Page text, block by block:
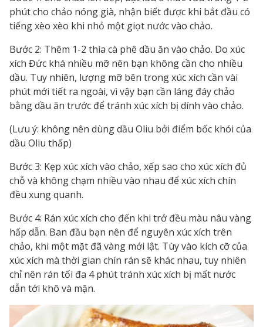
phút cho chảo nóng già, nhận biết được khi bắt đầu có
tiếng xèo xèo khi nhỏ một giọt nước vào chảo.
Bước 2: Thêm 1-2 thìa cà phê dầu ăn vào chảo. Do xúc
xích Đức khá nhiều mỡ nên bạn không cần cho nhiều
dầu. Tuy nhiên, lượng mỡ bên trong xúc xích cần vài
phút mới tiết ra ngoài, vì vậy bạn cần láng đáy chảo
bằng dầu ăn trước để tránh xúc xích bị dính vào chảo.
(Lưu ý: không nên dùng dầu Oliu bởi điểm bốc khói của
dầu Oliu thấp)
Bước 3: Kẹp xúc xích vào chảo, xếp sao cho xúc xích đủ
chỗ và không chạm nhiều vào nhau để xúc xích chín
đều xung quanh.
Bước 4: Rán xúc xích cho đến khi trở đều màu nâu vàng
hấp dẫn. Ban đầu bạn nên để nguyên xúc xích trên
chảo, khi một mặt đã vàng mới lật. Tùy vào kích cỡ của
xúc xích mà thời gian chín rán sẽ khác nhau, tuy nhiên
chỉ nên rán tối đa 4 phút tránh xúc xích bị mất nước
dẫn tới khô và mặn.